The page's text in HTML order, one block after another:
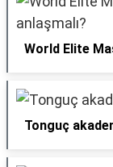
World Elite
Tonguç